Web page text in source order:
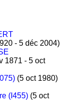
- 5 déc 2004)
1871 - 5 oct
(5 oct 1980)
(I455) (5 oct